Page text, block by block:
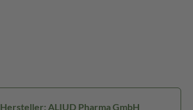
Hersteller: ALIUD Pharma GmbH